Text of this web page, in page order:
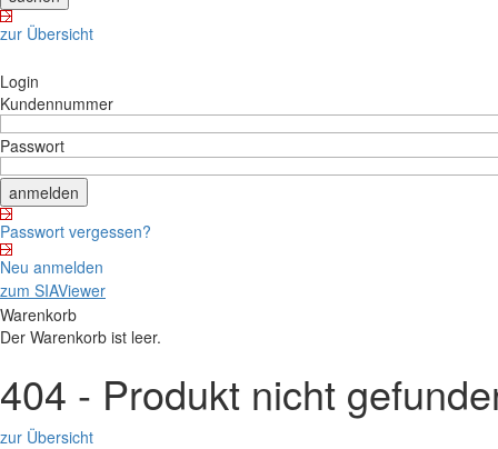
zur Übersicht
Login
Kundennummer
Passwort
Passwort vergessen?
Neu anmelden
zum SIAViewer
Warenkorb
Der Warenkorb ist leer.
404 - Produkt nicht
zur Übersicht